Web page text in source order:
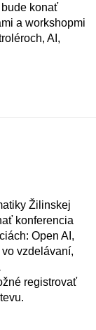
konať
a workshopmi
AI,
Žilinskej
konferencia
Open AI,
vzdelávaní,
registrovať